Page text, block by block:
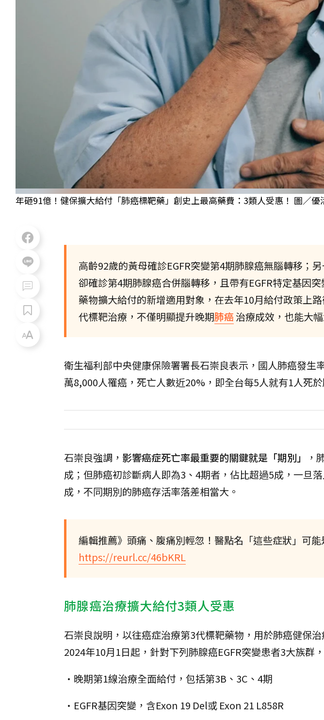
年砸91億！健保擴大給付「肺癌標靶藥」創史上最高藥費：3類人受惠！ 圖／優
高齡92歲的黃母確診EGFR突變第4期肺腺癌無腦轉移；
卻確診第4期肺腺癌合併腦轉移，且帶有EGFR特定基因
藥物擴大給付的新增適用對象，在去年10月給付政策上
代標靶治療，不僅明顯提升晚期肺癌 治療成效，也能大
衛生福利部中央健康保險署署長石崇良表示，國人肺癌發生
萬8,000人罹癌，死亡人數近20%，即全台每5人就有1人死
石崇良強調， 影響癌症死亡率最重要的關鍵就是「期別」
，
成；但肺癌初診斷病人即為3、4期者，佔比超過5成，一旦
成，不同期別的肺癌存活率落差相當大。
編輯推薦》頭痛、腹痛別輕忽！醫點名「這些症狀」可能
https://reurl.cc/46bKRL
肺腺癌治療擴大給付3類人受惠
石崇良說明，以往癌症治療第3代標靶藥物，用於肺癌健保
2024年10月1日起，針對下列肺腺癌EGFR突變患者3大族群
•晚期第1線治療全面給付，包括第3B、3C、4期
•EGFR基因突變，含Exon 19 Del或 Exon 21 L858R